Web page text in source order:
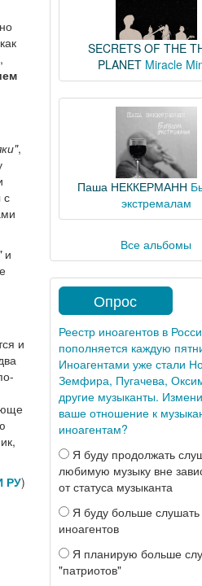
,
с
и
и
РУ)
SECRETS OF THE
PLANET Miracle
Паша НЕККЕРМАНН
экстремалам
Все альбомы
Опрос
Реестр иноагентов в
пополняется каждую
Иноагентами уже стали
Земфира, Пугачева,
другие музыканты.
ваше отношение к
иноагентам?
Я буду продолжать
любимую музыку вне
от статуса музыканта
Я буду больше слушать
иноагентов
Я планирую больше
"патриотов"